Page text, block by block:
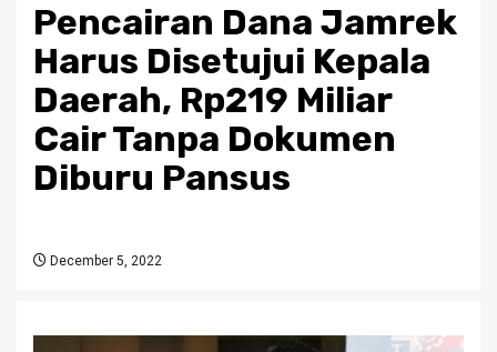
Pencairan Dana Jamrek
Harus Disetujui Kepala
Daerah, Rp219 Miliar
Cair Tanpa Dokumen
Diburu Pansus
December 5, 2022